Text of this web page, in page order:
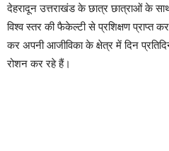
देहरादून उत्तराखंड के छात्र छात्राओं के
विश्व स्तर की फैकेल्टी से प्रशिक्षण प्राप्त
कर अपनी आजीविका के क्षेत्र में दिन
रोशन कर रहे हैं।